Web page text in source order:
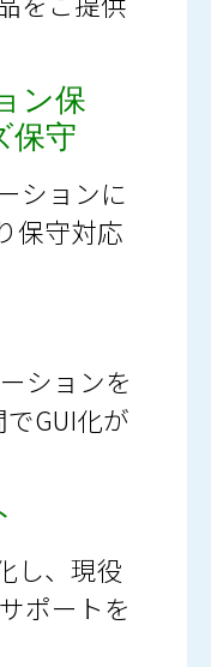
ン保
保守
ションに
保守対応
ションを
GUI化が
し、現役
ポートを